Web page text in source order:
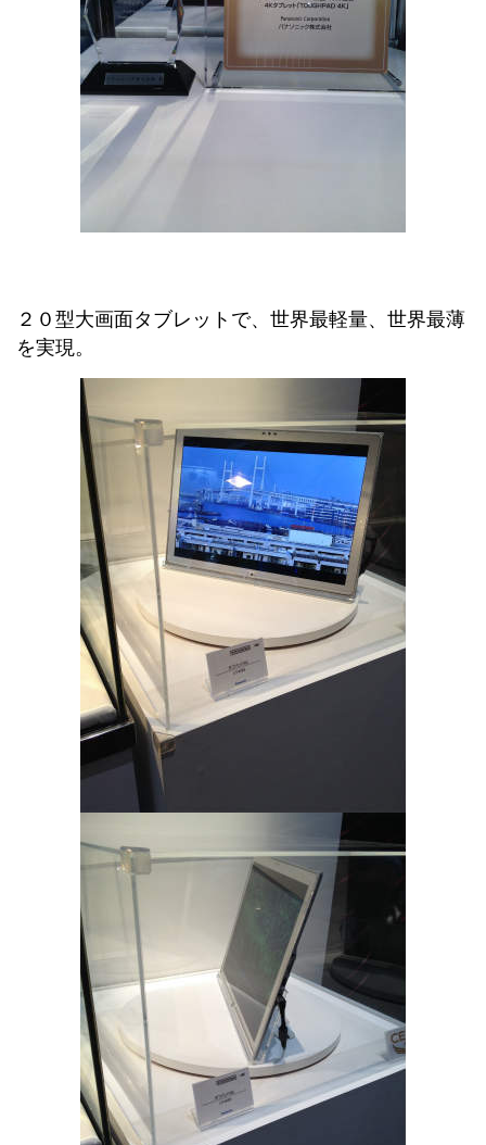
２０型大画面タブレットで、世界最軽量、世界最薄
を実現。